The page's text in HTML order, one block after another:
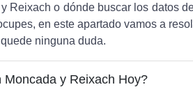
Reixach o dónde buscar los datos
en este apartado vamos a
ninguna duda.
y Reixach Hoy?